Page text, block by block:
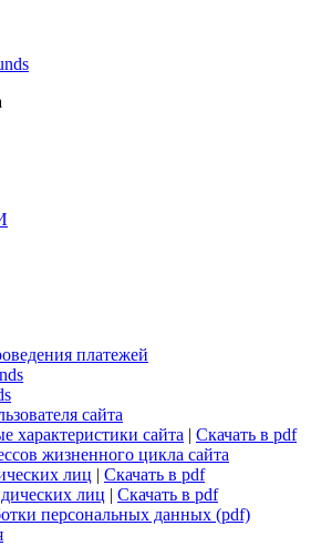
платежей
сайта
характеристики сайта | Скачать в pdf
жизненного цикла сайта
лиц | Скачать в pdf
лиц | Скачать в pdf
персональных данных (pdf)